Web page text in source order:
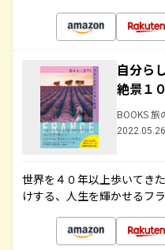
自分ら
絶景１
BOOKS 旅
世界を４０年以上歩いてき
けする、人生を輝かせるフ